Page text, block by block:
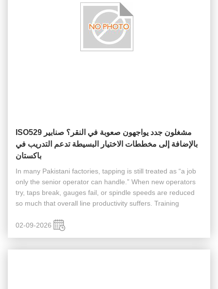
مشغلون جدد يواجهون صعوبة في النقر؟ صنابير ISO529
بالإضافة إلى مخططات الاختيار البسيطة تدعم التدريب في
باكستان
In many Pakistani factories, tapping is still treated as “a job
only the senior operator can handle.” When new operators
try, taps break, gauges fail, or spindle speeds are reduced
so much that overall line productivity suffers. Training
02-09-2026